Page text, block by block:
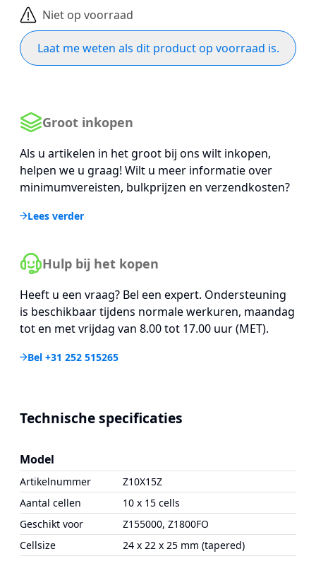
Niet op voorraad
Laat me weten als dit product op voorraad is.
Groot inkopen
Als u artikelen in het groot bij ons wilt inkopen,
helpen we u graag! Wilt u meer informatie over
minimumvereisten, bulkprijzen en verzendkosten?
Lees verder
Hulp bij het kopen
Heeft u een vraag? Bel een expert. Ondersteuning
is beschikbaar tijdens normale werkuren, maandag
tot en met vrijdag van 8.00 tot 17.00 uur (MET).
Bel +31 252 515265
Technische specificaties
Model
Artikelnummer
Z10X15Z
Aantal cellen
10 x 15 cells
Geschikt voor
Z155000, Z1800FO
Cellsize
24 x 22 x 25 mm (tapered)